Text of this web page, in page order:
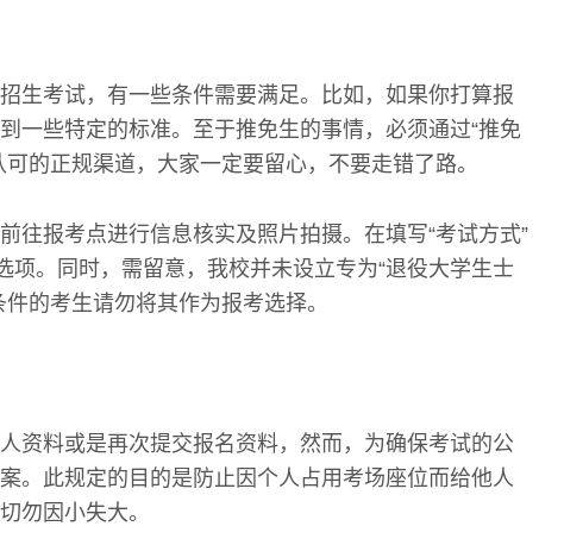
生考试，有一些条件需要满足。比如，如果你打算报
一些特定的标准。至于推免生的事情，必须通过“推免
的正规渠道，大家一定要留心，不要走错了路。
往报考点进行信息核实及照片拍摄。在填写“考试方式”
项。同时，需留意，我校并未设立专为“退役大学生士
的考生请勿将其作为报考选择。
资料或是再次提交报名资料，然而，为确保考试的公
。此规定的目的是防止因个人占用考场座位而给他人
勿因小失大。